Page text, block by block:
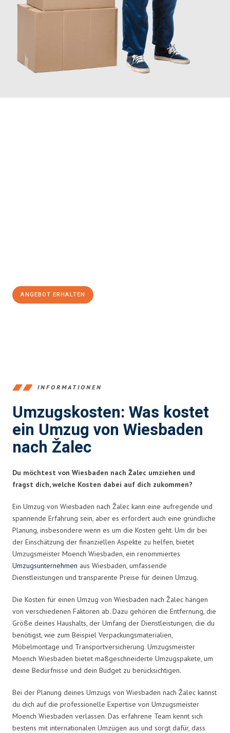
ANGEBOT ERHALTEN
INFORMATIONEN
Umzugskosten: Was kostet
ein Umzug von Wiesbaden
nach Žalec
Du möchtest von Wiesbaden nach Žalec umziehen und
fragst dich, welche Kosten dabei auf dich zukommen?
Ein Umzug von Wiesbaden nach Žalec kann eine aufregende und
spannende Erfahrung sein, aber es erfordert auch eine gründliche
Planung, insbesondere wenn es um die Kosten geht. Um dir bei
der Einschätzung der finanziellen Aspekte zu helfen, bietet
Umzugsmeister Moench Wiesbaden, ein renommiertes
Umzugsunternehmen aus Wiesbaden, umfassende
Dienstleistungen und transparente Preise für deinen Umzug.
Die Kosten für einen Umzug von Wiesbaden nach Žalec hängen
von verschiedenen Faktoren ab. Dazu gehören die Entfernung, die
Größe deines Haushalts, der Umfang der Dienstleistungen, die du
benötigst, wie zum Beispiel Verpackungsmaterialien,
Möbelmontage und Transportversicherung. Umzugsmeister
Moench Wiesbaden bietet maßgeschneiderte Umzugspakete, um
deine Bedürfnisse und dein Budget zu berücksichtigen.
Bei der Planung deines Umzugs von Wiesbaden nach Žalec kannst
du dich auf die professionelle Expertise von Umzugsmeister
Moench Wiesbaden verlassen. Das erfahrene Team kennt sich
bestens mit internationalen Umzügen aus und sorgt dafür, dass